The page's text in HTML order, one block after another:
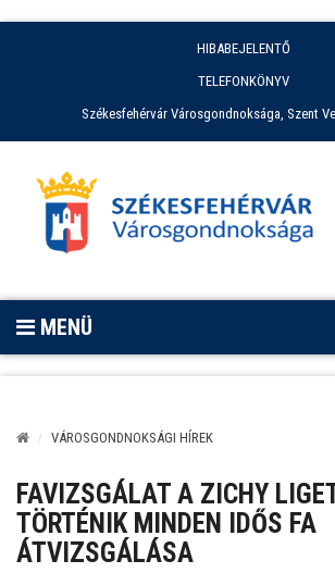
HIBABEJELENTŐ
TELEFONKÖNYV
Székesfehérvár Városgondnoksága, Szent
MENÜ
VÁROSGONDNOKSÁGI HÍREK
FAVIZSGÁLAT A ZICHY
TÖRTÉNIK MINDEN IDŐS FA
ÁTVIZSGÁLÁSA